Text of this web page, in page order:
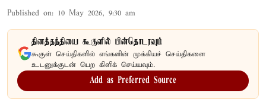
Published on: 10 May 2026, 9:30 am
தினத்தந்தியை கூகுளில் பின்தொடரவும்
கூகுள் செய்திகளில் எங்களின் முக்கியச் செய்திகளை
உடனுக்குடன் பெற கிளிக் செய்யவும்.
Add as Preferred Source